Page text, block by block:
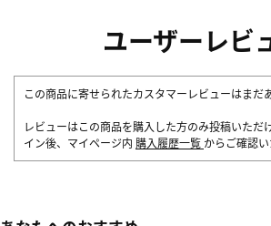
ユーザーレビ
この商品に寄せられたカスタマーレビューはまだ
レビューはこの商品を購入した方のみ投稿いただ
イン後、マイページ内 購入履歴一覧 からご確認い